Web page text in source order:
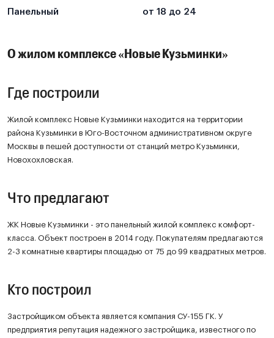
Панельный от 18 до 24
О жилом комплексе «Новые Кузьминки»
Где построили
Жилой комплекс Новые Кузьминки находится на территории
района Кузьминки в Юго-Восточном административном округе
Москвы в пешей доступности от станций метро Кузьминки,
Новохохловская.
Что предлагают
ЖК Новые Кузьминки - это панельный жилой комплекс комфорт-
класса. Объект построен в 2014 году. Покупателям предлагаются
2-3 комнатные квартиры площадью от 75 до 99 квадратных метров.
Кто построил
Застройщиком объекта является компания СУ-155 ГК. У
предприятия репутация надежного застройщика, известного по